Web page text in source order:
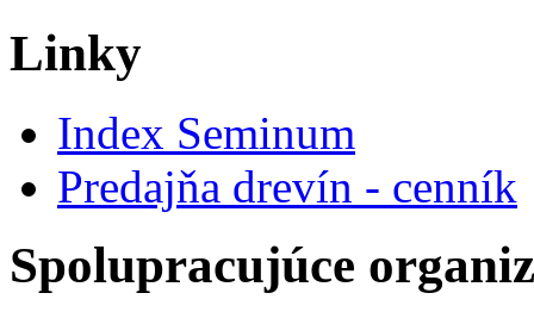
Linky
Index Seminum
Predajňa drevín - cenník
Spolupracujúce